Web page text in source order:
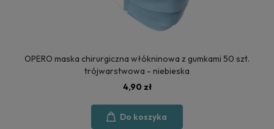
OPERO maska chirurgiczna włókninowa z gumkami 50 szt.
trójwarstwowa - niebieska
4,90 zł
Do koszyka